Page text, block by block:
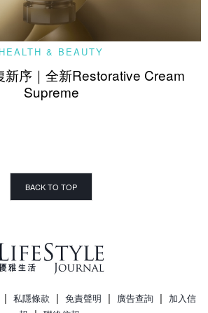
HEALTH & BEAUTY
新序｜全新Restorative Cream
Supreme
BACK TO TOP
| 私隱條款 | 免責聲明 | 廣告查詢 | 加入信